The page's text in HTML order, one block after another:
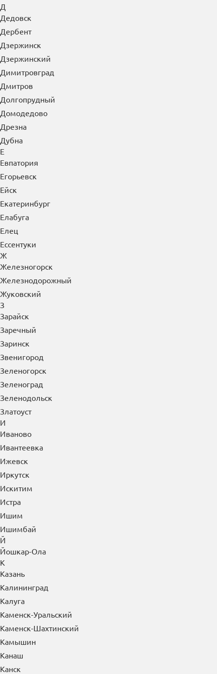
Д
Дедовск
Дербент
Дзержинск
Дзержинский
Димитровград
Дмитров
Долгопрудный
Домодедово
Дрезна
Дубна
Е
Евпатория
Егорьевск
Ейск
Екатеринбург
Елабуга
Елец
Ессентуки
Ж
Железногорск
Железнодорожный
Жуковский
З
Зарайск
Заречный
Заринск
Звенигород
Зеленогорск
Зеленоград
Зеленодольск
Златоуст
И
Иваново
Ивантеевка
Ижевск
Иркутск
Искитим
Истра
Ишим
Ишимбай
Й
Йошкар-Ола
К
Казань
Калининград
Калуга
Каменск-Уральский
Каменск-Шахтинский
Камышин
Канаш
Канск